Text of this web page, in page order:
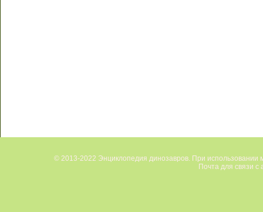
© 2013-2022 Энциклопедия динозавров. При использовании
Почта для связи